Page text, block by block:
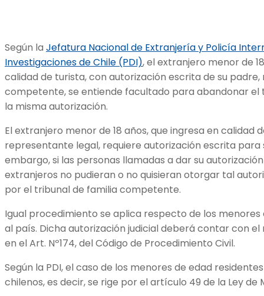
Según la Jefatura Nacional de Extranjería y Policía
Investigaciones de Chile (PDI), el extranjero menor de
calidad de turista, con autorización escrita de su padre,
competente, se entiende facultado para abandonar
la misma autorización.
El extranjero menor de 18 años, que ingresa en calidad
representante legal, requiere autorización escrita para
embargo, si las personas llamadas a dar su
extranjeros no pudieran o no quisieran otorgar tal
por el tribunal de familia competente.
Igual procedimiento se aplica respecto de los
al país. Dicha autorización judicial deberá contar con
en el Art. Nº174, del Código de Procedimiento Civil.
Según la PDI, el caso de los menores de edad
chilenos, es decir, se rige por el artículo 49 de la Ley de